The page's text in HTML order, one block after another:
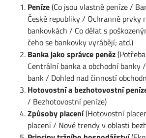
Peníze(Co jsou vlastně peníze /
České republiky / Ochranné prvky
bankovkách / Co dělat s
čeho se bankovky vyrábějí; atd.)
Banka jako správce peněz
Centrální banka a obchodní banky
bank / Dohled nad činností
Hotovostní a bezhotovostní
/ Bezhotovostní peníze)
Způsoby placení(Hotovostní
placení / Nové trendy v oblasti